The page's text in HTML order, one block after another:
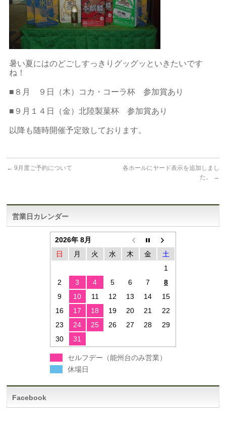
暑い夏にはのどごしすっきりグッグッといきたいです
ね！
■８月 ９日（木）コカ・コーラ杯 参加賞あり
■９月１４日（金）北陸製菓杯 参加賞あり
以降も随時開催予定致しております。
← 9月度ご予約について
各ホールにヤード表示を追加しまし
た。
→
営業日カレンダー
2026年 8月
日
月 火 水 木 金
土
1
2
3 4 5 6 7
8
9
10 11 12 13 14
15
16
17 18 19 20 21
22
23
24 25 26 27 28
29
30
31
セルフデー（能州台のみ営業）
休場日
Facebook